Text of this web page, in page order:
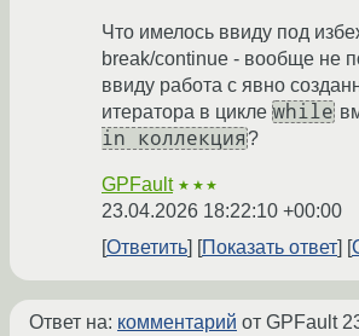
Что имелось ввиду под
break/continue - вообще не
ввиду работа с явно
итератора в цикле while
in коллекция?
GPFault ★★★
23.04.2026 18:22:10 +00:00
Ответить
Показать ответ
Ответ на: комментарий от GPFault